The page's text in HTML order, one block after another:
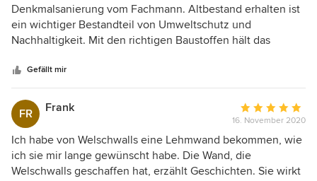
5
von
5
Denkmalsanierung vom Fachmann. Altbestand erhalten ist
ein wichtiger Bestandteil von Umweltschutz und
Nachhaltigkeit. Mit den richtigen Baustoffen hält das
Gefällt mir
FR Frank
Bewertung:
5
von
5
16. November 2020
Ich habe von Welschwalls eine Lehmwand bekommen, wie
ich sie mir lange gewünscht habe. Die Wand, die
Welschwalls geschaffen hat, erzählt Geschichten. Sie wirkt